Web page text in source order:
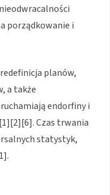
porządkowanie i
planów,
a także
endorfiny i
Czas trwania
statystyk,